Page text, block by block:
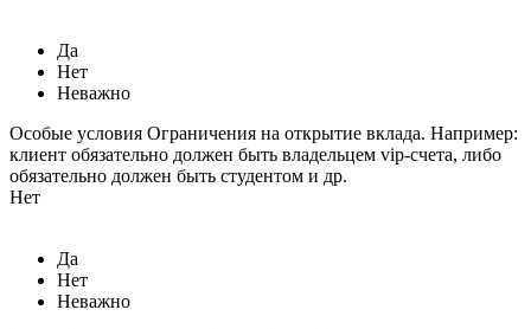
Да
Нет
Неважно
Особые условия Ограничения на открытие вклада. Например:
клиент обязательно должен быть владельцем vip-счета, либо
обязательно должен быть студентом и др.
Нет
Да
Нет
Неважно